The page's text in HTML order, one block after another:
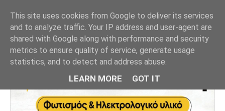
This site uses cookies from Google to deliver its services
and to analyze traffic. Your IP address and user-agent are
shared with Google along with performance and security
metrics to ensure quality of service, generate usage
statistics, and to detect and address abuse.
LEARN MORE GOT IT